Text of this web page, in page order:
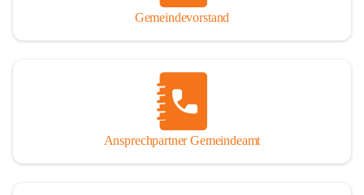
Gemeindevorstand
Ansprechpartner Gemeindeamt